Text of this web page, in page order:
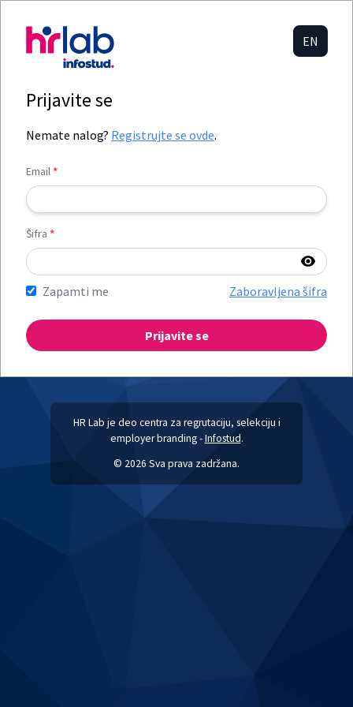
EN
Prijavite se
Nemate nalog? Registrujte se ovde.
Email*
Šifra *
Zapamti me Zaboravljena šifra
Prijavite se
HR Lab je deo centra za regrutaciju, selekciju i
employer branding -Infostud.
© 2026 Sva prava zadržana.